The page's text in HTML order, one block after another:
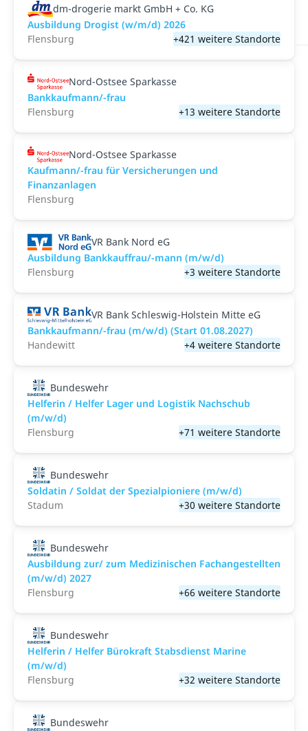
dm-drogerie markt GmbH + Co. KG
Ausbildung Drogist (w/m/d) 2026
Flensburg
+421 weitere Standorte
Nord-Ostsee Sparkasse
Bankkaufmann/-frau
Flensburg
+13 weitere Standorte
Nord-Ostsee Sparkasse
Kaufmann/-frau für Versicherungen und
Finanzanlagen
Flensburg
VR Bank Nord eG
Ausbildung Bankkauffrau/-mann (m/w/d)
Flensburg
+3 weitere Standorte
VR Bank Schleswig-Holstein Mitte eG
Bankkaufmann/-frau (m/w/d) (Start 01.08.2027)
Handewitt
+4 weitere Standorte
Bundeswehr
Helferin / Helfer Lager und Logistik Nachschub
(m/w/d)
Flensburg
+71 weitere Standorte
Bundeswehr
Soldatin / Soldat der Spezialpioniere (m/w/d)
Stadum
+30 weitere Standorte
Bundeswehr
Ausbildung zur/ zum Medizinischen Fachangestellten
(m/w/d) 2027
Flensburg
+66 weitere Standorte
Bundeswehr
Helferin / Helfer Bürokraft Stabsdienst Marine
(m/w/d)
Flensburg
+32 weitere Standorte
Bundeswehr